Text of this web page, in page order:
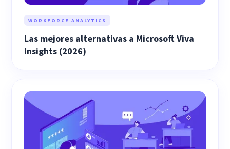
WORKFORCE ANALYTICS
Las mejores alternativas a Microsoft Viva
Insights (2026)